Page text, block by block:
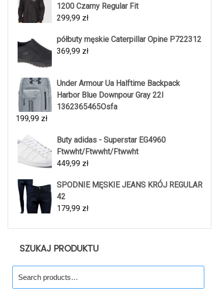
1200 Czarny Regular Fit
299,99 zł
półbuty męskie Caterpillar Opine P722312
369,99 zł
Under Armour Ua Halftime Backpack
Harbor Blue Downpour Gray 22l
1362365465Osfa
199,99 zł
Buty adidas - Superstar EG4960
Ftwwht/Ftwwht/Ftwwht
449,99 zł
SPODNIE MĘSKIE JEANS KRÓJ REGULAR
42
179,99 zł
SZUKAJ PRODUKTU
for: